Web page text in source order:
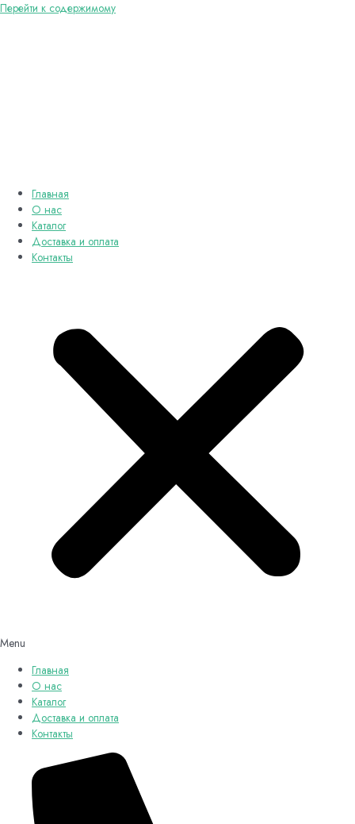
Перейти к содержимому
Главная
О нас
Каталог
Доставка и оплата
Контакты
Menu
Главная
О нас
Каталог
Доставка и оплата
Контакты